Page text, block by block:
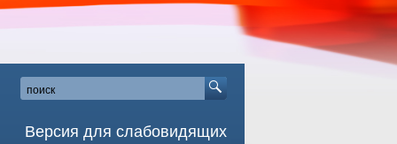
Версия для слабовидящих